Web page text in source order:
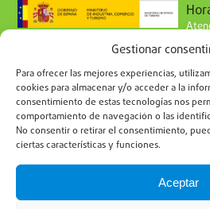
Gestionar
Para ofrecer las mejores experiencias,
cookies para almacenar y/o acceder a la
consentimiento de estas tecnologías nos
comportamiento de navegación o las
No consentir o retirar el consentimiento,
ciertas características y funciones.
Aceptar
de
de 9
Síguenos en redes:
Suscríbete a nuestro boletín